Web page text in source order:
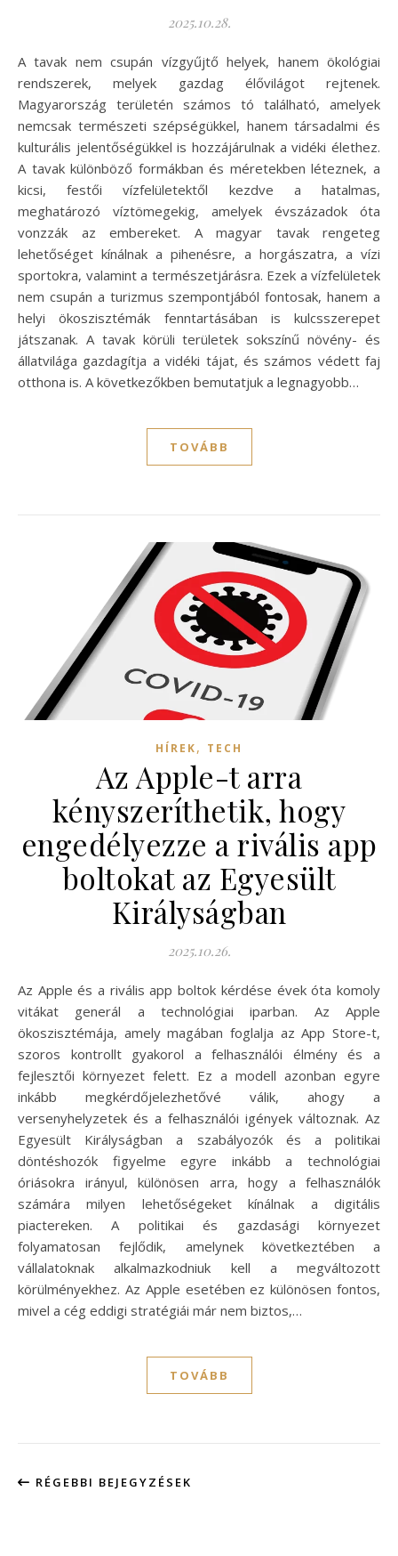
2025.10.28.
A tavak nem csupán vízgyűjtő helyek, hanem ökológiai
rendszerek, melyek gazdag élővilágot rejtenek.
Magyarország területén számos tó található, amelyek
nemcsak természeti szépségükkel, hanem társadalmi és
kulturális jelentőségükkel is hozzájárulnak a vidéki élethez.
A tavak különböző formákban és méretekben léteznek, a
kicsi, festői vízfelületektől kezdve a hatalmas,
meghatározó víztömegekig, amelyek évszázadok óta
vonzzák az embereket. A magyar tavak rengeteg
lehetőséget kínálnak a pihenésre, a horgászatra, a vízi
sportokra, valamint a természetjárásra. Ezek a vízfelületek
nem csupán a turizmus szempontjából fontosak, hanem a
helyi ökoszisztémák fenntartásában is kulcsszerepet
játszanak. A tavak körüli területek sokszínű növény- és
állatvilága gazdagítja a vidéki tájat, és számos védett faj
otthona is. A következőkben bemutatjuk a legnagyobb…
TOVÁBB
HÍREK, TECH
Az Apple-t arra
kényszeríthetik, hogy
engedélyezze a rivális app
boltokat az Egyesült
Királyságban
2025.10.26.
Az Apple és a rivális app boltok kérdése évek óta komoly
vitákat generál a technológiai iparban. Az Apple
ökoszisztémája, amely magában foglalja az App Store-t,
szoros kontrollt gyakorol a felhasználói élmény és a
fejlesztői környezet felett. Ez a modell azonban egyre
inkább megkérdőjelezhetővé válik, ahogy a
versenyhelyzetek és a felhasználói igények változnak. Az
Egyesült Királyságban a szabályozók és a politikai
döntéshozók figyelme egyre inkább a technológiai
óriásokra irányul, különösen arra, hogy a felhasználók
számára milyen lehetőségeket kínálnak a digitális
piactereken. A politikai és gazdasági környezet
folyamatosan fejlődik, amelynek következtében a
vállalatoknak alkalmazkodniuk kell a megváltozott
körülményekhez. Az Apple esetében ez különösen fontos,
mivel a cég eddigi stratégiái már nem biztos,…
TOVÁBB
RÉGEBBI BEJEGYZÉSEK